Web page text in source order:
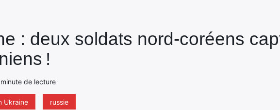
: deux soldats nord-coréens
!
de lecture
Ukraine russie